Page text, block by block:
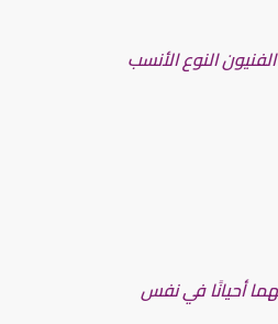
النوع الأنسب
أحيانًا في نفس